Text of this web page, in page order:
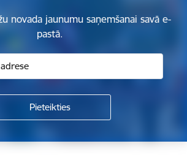
novada jaunumu saņemšanai savā e-
pastā.